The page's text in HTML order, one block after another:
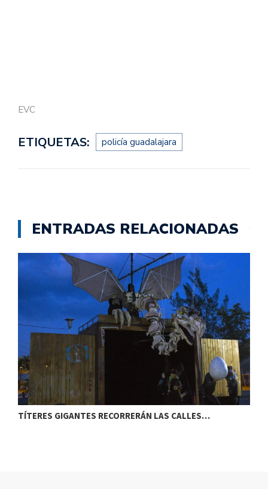
EVC
ETIQUETAS: policía guadalajara
ENTRADAS RELACIONADAS
TÍTERES GIGANTES RECORRERÁN LAS CALLES…